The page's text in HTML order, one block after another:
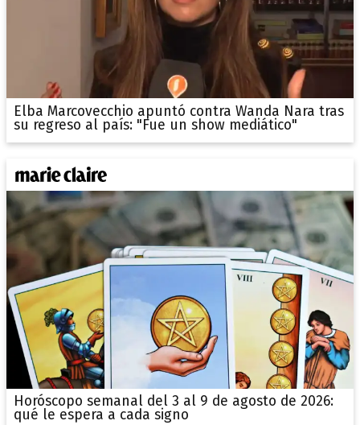
Elba Marcovecchio apuntó contra Wanda Nara tras
su regreso al país: "Fue un show mediático"
Horóscopo semanal del 3 al 9 de agosto de 2026:
qué le espera a cada signo